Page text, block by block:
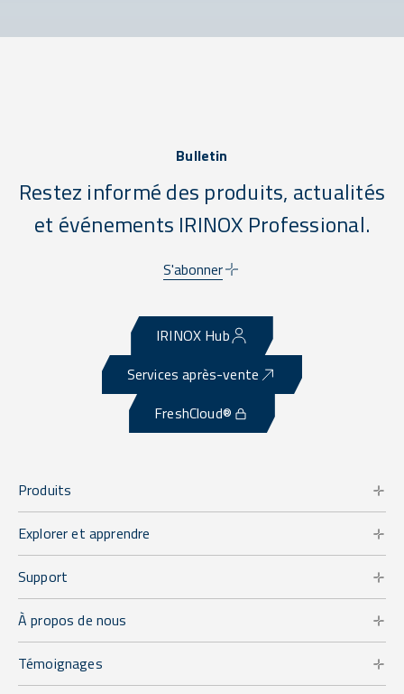
Bulletin
Restez informé des produits, actualités
et événements IRINOX Professional.
S'abonner
IRINOX Hub
Services après-vente
FreshCloud®
Produits
Explorer et apprendre
Support
À propos de nous
Témoignages